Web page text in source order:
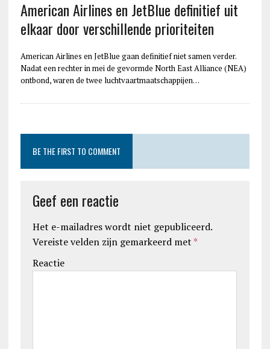
American Airlines en JetBlue definitief uit
elkaar door verschillende prioriteiten
American Airlines en JetBlue gaan definitief niet samen verder.
Nadat een rechter in mei de gevormde North East Alliance (NEA)
ontbond, waren de twee luchtvaartmaatschappijen…
BE THE FIRST TO COMMENT
Geef een reactie
Het e-mailadres wordt niet gepubliceerd.
Vereiste velden zijn gemarkeerd met *
Reactie